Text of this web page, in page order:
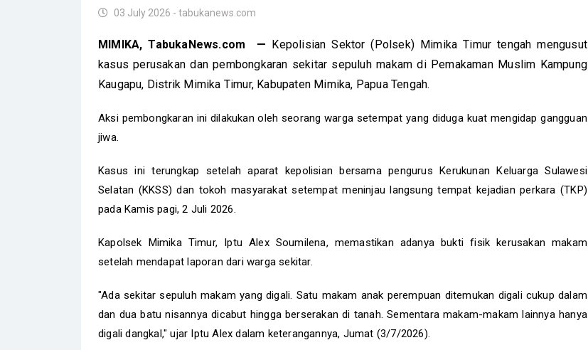
03 July 2026 - tabukanews.com
MIMIKA, TabukaNews.com — Kepolisian Sektor (Polsek) Mimika Timur tengah mengusut
kasus perusakan dan pembongkaran sekitar sepuluh makam di Pemakaman Muslim Kampung
Kaugapu, Distrik Mimika Timur, Kabupaten Mimika, Papua Tengah.
Aksi pembongkaran ini dilakukan oleh seorang warga setempat yang diduga kuat mengidap gangguan
jiwa.
Kasus ini terungkap setelah aparat kepolisian bersama pengurus Kerukunan Keluarga Sulawesi
Selatan (KKSS) dan tokoh masyarakat setempat meninjau langsung tempat kejadian perkara (TKP)
pada Kamis pagi, 2 Juli 2026.
Kapolsek Mimika Timur, Iptu Alex Soumilena, memastikan adanya bukti fisik kerusakan makam
setelah mendapat laporan dari warga sekitar.
"Ada sekitar sepuluh makam yang digali. Satu makam anak perempuan ditemukan digali cukup dalam
dan dua batu nisannya dicabut hingga berserakan di tanah. Sementara makam-makam lainnya hanya
digali dangkal," ujar Iptu Alex dalam keterangannya, Jumat (3/7/2026).